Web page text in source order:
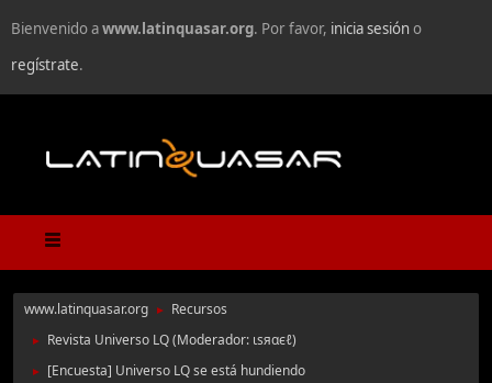
Bienvenido awww.latinquasar.org. Por favor, inicia sesióno
regístrate.
www.latinquasar.org ► Recursos
► Revista Universo LQ(Moderador: ιѕяαєℓ)
► [Encuesta] Universo LQ se está hundiendo